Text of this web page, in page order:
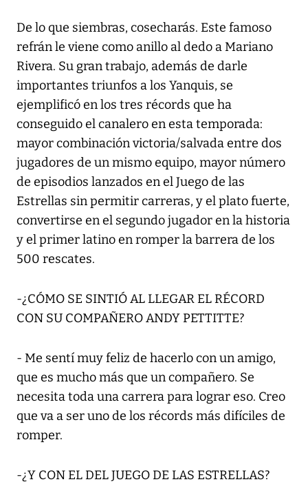
De lo que siembras, cosecharás. Este famoso
refrán le viene como anillo al dedo a Mariano
Rivera. Su gran trabajo, además de darle
importantes triunfos a los Yanquis, se
ejemplificó en los tres récords que ha
conseguido el canalero en esta temporada:
mayor combinación victoria/salvada entre dos
jugadores de un mismo equipo, mayor número
de episodios lanzados en el Juego de las
Estrellas sin permitir carreras, y el plato fuerte,
convertirse en el segundo jugador en la historia
y el primer latino en romper la barrera de los
500 rescates.
-¿CÓMO SE SINTIÓ AL LLEGAR EL RÉCORD
CON SU COMPAÑERO ANDY PETTITTE?
- Me sentí muy feliz de hacerlo con un amigo,
que es mucho más que un compañero. Se
necesita toda una carrera para lograr eso. Creo
que va a ser uno de los récords más difíciles de
romper.
-¿Y CON EL DEL JUEGO DE LAS ESTRELLAS?